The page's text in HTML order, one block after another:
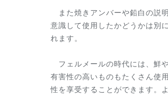
また焼きアンバーや鉛白の説
意識して使用したかどうかは別
れます。
フェルメールの時代には、鮮
有害性の高いものもたくさん使
性を享受することができます。